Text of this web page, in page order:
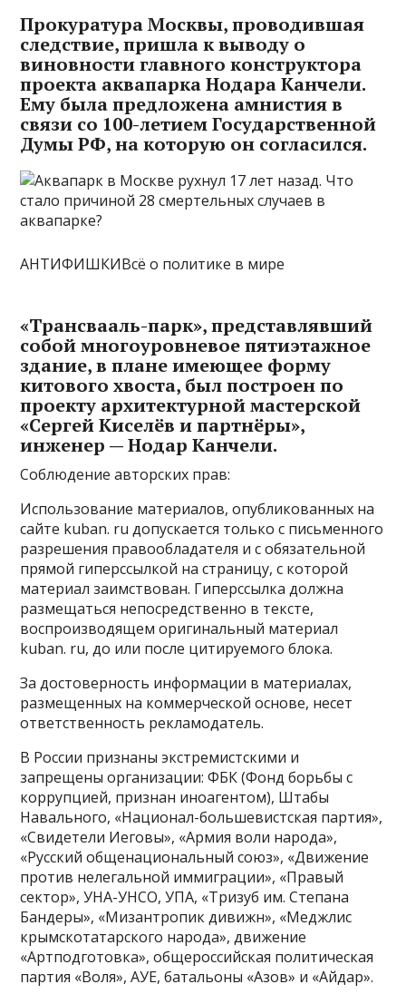
Прокуратура Москвы, проводившая
следствие, пришла к выводу о
виновности главного конструктора
проекта аквапарка Нодара Канчели.
Ему была предложена амнистия в
связи со 100-летием Государственной
Думы РФ, на которую он согласился.
АНТИФИШКИВсё о политике в мире
«Трансвааль-парк», представлявший
собой многоуровневое пятиэтажное
здание, в плане имеющее форму
китового хвоста, был построен по
проекту архитектурной мастерской
«Сергей Киселёв и партнёры»,
инженер — Нодар Канчели.
Соблюдение авторских прав:
Использование материалов, опубликованных на
сайте kuban. ru допускается только с письменного
разрешения правообладателя и с обязательной
прямой гиперссылкой на страницу, с которой
материал заимствован. Гиперссылка должна
размещаться непосредственно в тексте,
воспроизводящем оригинальный материал
kuban. ru, до или после цитируемого блока.
За достоверность информации в материалах,
размещенных на коммерческой основе, несет
ответственность рекламодатель.
В России признаны экстремистскими и
запрещены организации: ФБК (Фонд борьбы с
коррупцией, признан иноагентом), Штабы
Навального, «Национал-большевистская партия»,
«Свидетели Иеговы», «Армия воли народа»,
«Русский общенациональный союз», «Движение
против нелегальной иммиграции», «Правый
сектор», УНА-УНСО, УПА, «Тризуб им. Степана
Бандеры», «Мизантропик дивижн», «Меджлис
крымскотатарского народа», движение
«Артподготовка», общероссийская политическая
партия «Воля», АУЕ, батальоны «Азов» и «Айдар».